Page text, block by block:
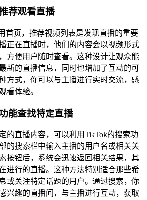
荐观看直播
首页，推荐视频列表是发现直播的重要
正在直播时，他们的内容会以视频形式
方便用户随时查看。这种设计让观众能
新的直播信息，同时也增加了互动的可
方式，你可以与主播进行实时交流，感
看体验。
能查找特定直播
的直播内容，可以利用TikTok的搜索功
的搜索栏中输入主播的用户名或相关关
按钮后，系统会迅速返回相关结果，其
进行的直播。这种方法特别适合那些希
或关注特定话题的用户。通过搜索，你
兴趣的直播间，与主播进行互动，获取